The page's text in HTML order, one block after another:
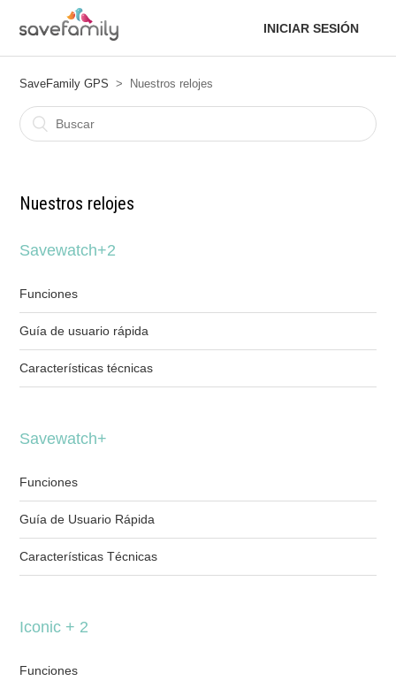
INICIAR SESIÓN
SaveFamily GPS Nuestros relojes
Nuestros relojes
Savewatch+2
Funciones
Guía de usuario rápida
Características técnicas
Savewatch+
Funciones
Guía de Usuario Rápida
Características Técnicas
Iconic + 2
Funciones